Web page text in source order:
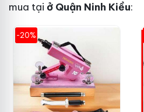
mua tại ở Quận Ninh Kiều:
-20%